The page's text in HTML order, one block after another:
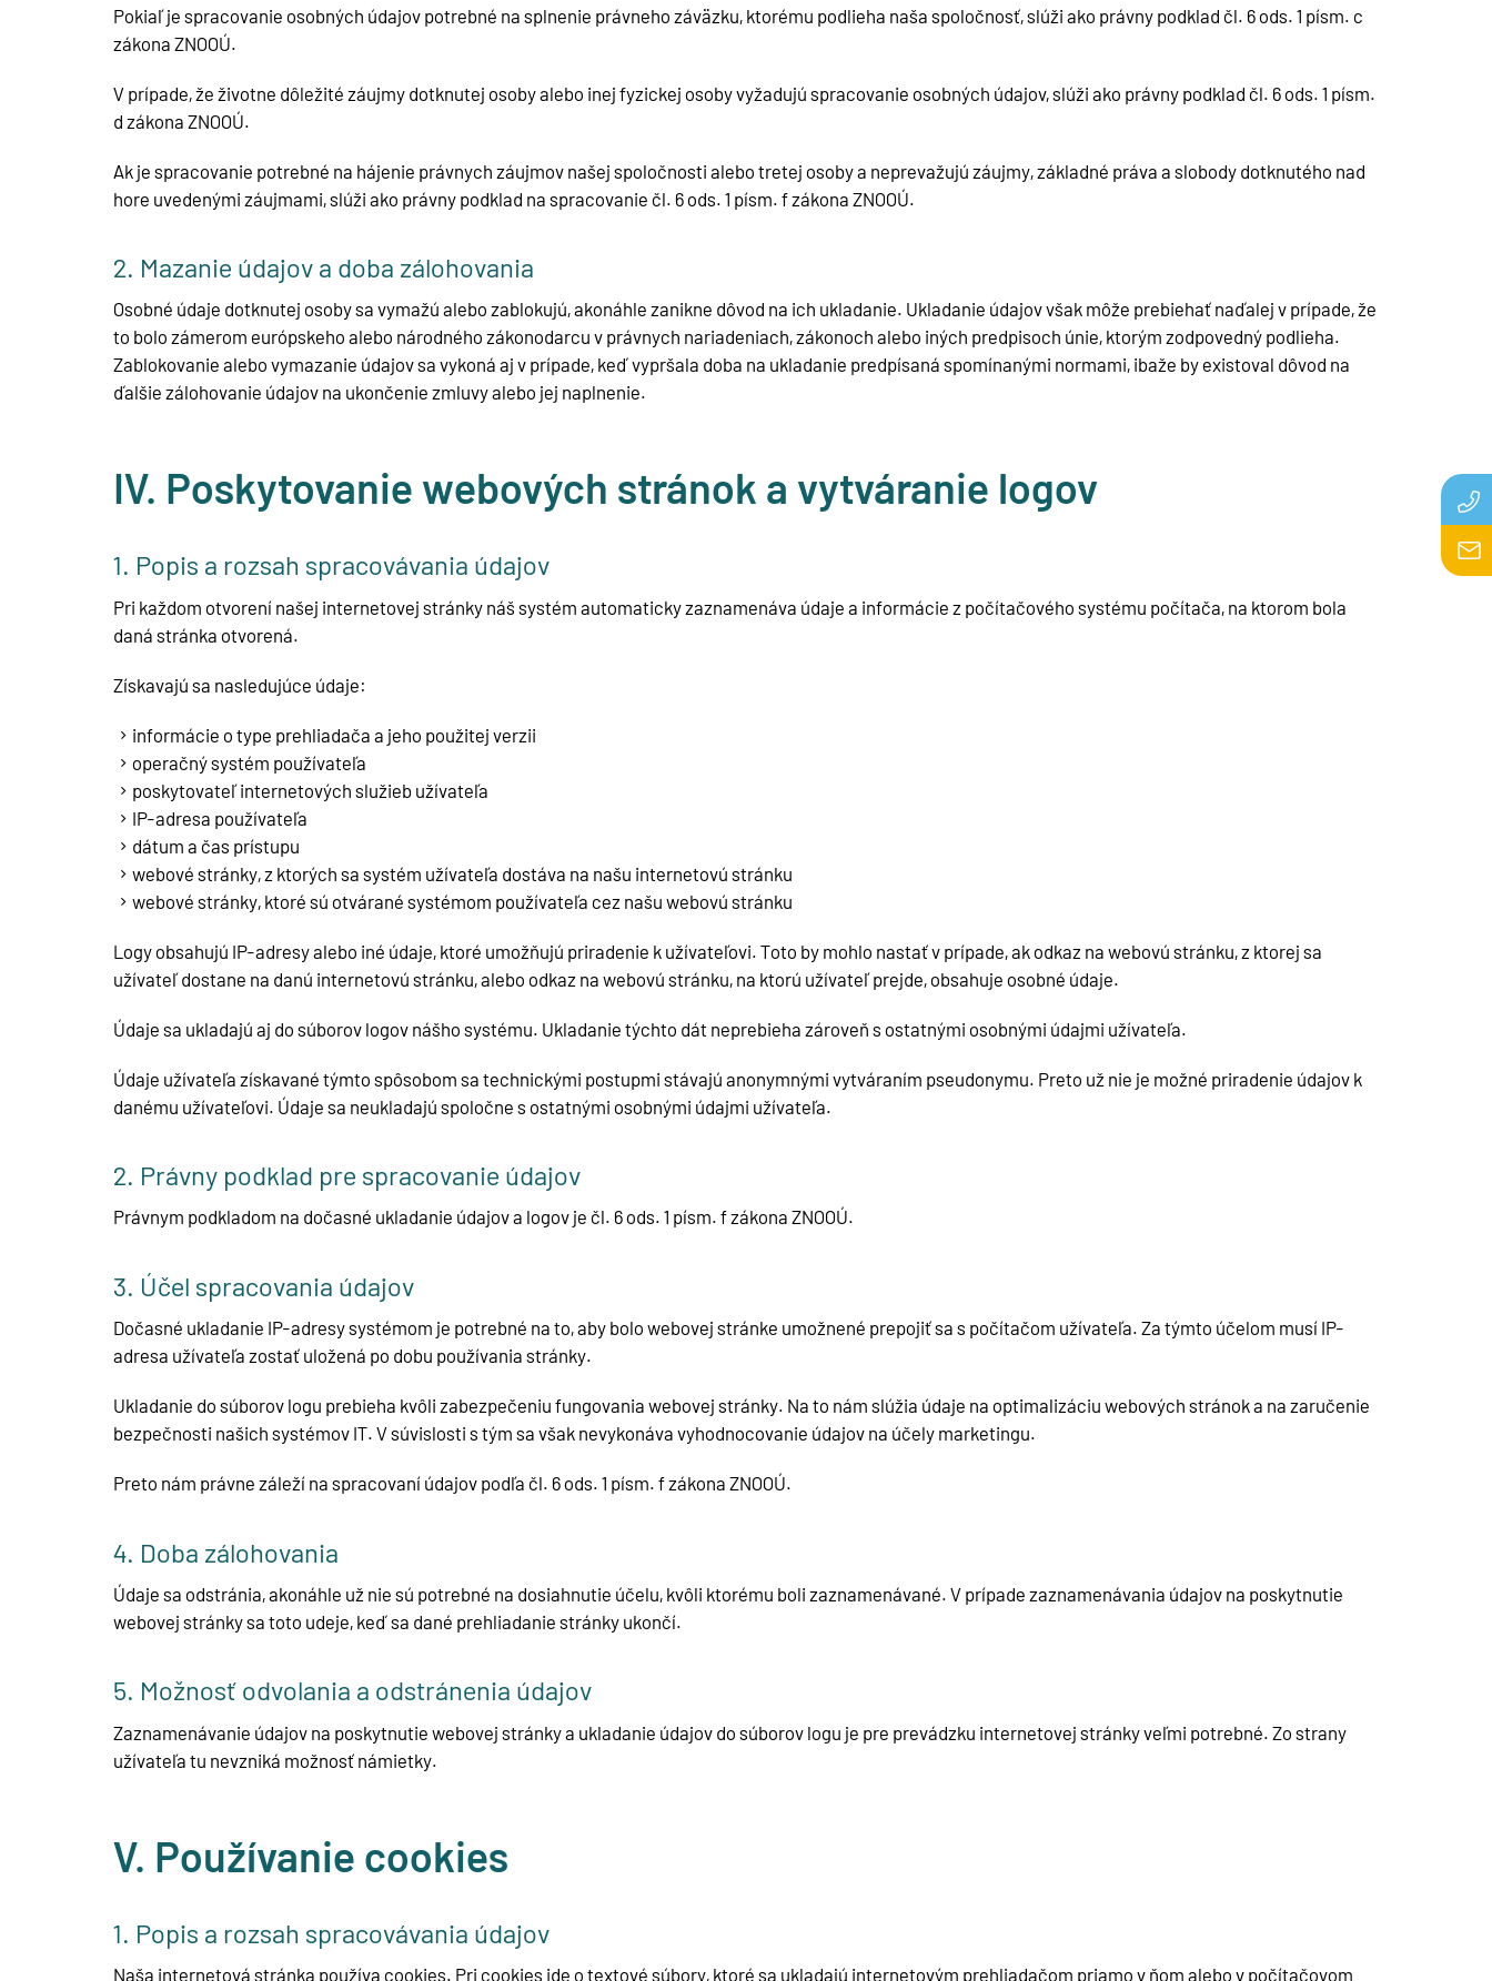
Pokiaľ je spracovanie osobných údajov potrebné na splnenie právneho záväzku, ktorému podlieha naša spoločnosť, slúži ako právny podklad čl. 6 ods. 1 písm. c
zákona ZNOOÚ.
V prípade, že životne dôležité záujmy dotknutej osoby alebo inej fyzickej osoby vyžadujú spracovanie osobných údajov, slúži ako právny podklad čl. 6 ods. 1 písm.
d zákona ZNOOÚ.
Ak je spracovanie potrebné na hájenie právnych záujmov našej spoločnosti alebo tretej osoby a neprevažujú záujmy, základné práva a slobody dotknutého nad
hore uvedenými záujmami, slúži ako právny podklad na spracovanie čl. 6 ods. 1 písm. f zákona ZNOOÚ.
2. Mazanie údajov a doba zálohovania
Osobné údaje dotknutej osoby sa vymažú alebo zablokujú, akonáhle zanikne dôvod na ich ukladanie. Ukladanie údajov však môže prebiehať naďalej v prípade, že
to bolo zámerom európskeho alebo národného zákonodarcu v právnych nariadeniach, zákonoch alebo iných predpisoch únie, ktorým zodpovedný podlieha.
Zablokovanie alebo vymazanie údajov sa vykoná aj v prípade, keď vypršala doba na ukladanie predpísaná spomínanými normami, ibaže by existoval dôvod na
ďalšie zálohovanie údajov na ukončenie zmluvy alebo jej naplnenie.
IV. Poskytovanie webových stránok a vytváranie logov
1. Popis a rozsah spracovávania údajov
Pri každom otvorení našej internetovej stránky náš systém automaticky zaznamenáva údaje a informácie z počítačového systému počítača, na ktorom bola
daná stránka otvorená.
Získavajú sa nasledujúce údaje:
informácie o type prehliadača a jeho použitej verzii
operačný systém používateľa
poskytovateľ internetových služieb užívateľa
IP-adresa používateľa
dátum a čas prístupu
webové stránky, z ktorých sa systém užívateľa dostáva na našu internetovú stránku
webové stránky, ktoré sú otvárané systémom používateľa cez našu webovú stránku
Logy obsahujú IP-adresy alebo iné údaje, ktoré umožňujú priradenie k užívateľovi. Toto by mohlo nastať v prípade, ak odkaz na webovú stránku, z ktorej sa
užívateľ dostane na danú internetovú stránku, alebo odkaz na webovú stránku, na ktorú užívateľ prejde, obsahuje osobné údaje.
Údaje sa ukladajú aj do súborov logov nášho systému. Ukladanie týchto dát neprebieha zároveň s ostatnými osobnými údajmi užívateľa.
Údaje užívateľa získavané týmto spôsobom sa technickými postupmi stávajú anonymnými vytváraním pseudonymu. Preto už nie je možné priradenie údajov k
danému užívateľovi. Údaje sa neukladajú spoločne s ostatnými osobnými údajmi užívateľa.
2. Právny podklad pre spracovanie údajov
Právnym podkladom na dočasné ukladanie údajov a logov je čl. 6 ods. 1 písm. f zákona ZNOOÚ.
3. Účel spracovania údajov
Dočasné ukladanie IP-adresy systémom je potrebné na to, aby bolo webovej stránke umožnené prepojiť sa s počítačom užívateľa. Za týmto účelom musí IP-
adresa užívateľa zostať uložená po dobu používania stránky.
Ukladanie do súborov logu prebieha kvôli zabezpečeniu fungovania webovej stránky. Na to nám slúžia údaje na optimalizáciu webových stránok a na zaručenie
bezpečnosti našich systémov IT. V súvislosti s tým sa však nevykonáva vyhodnocovanie údajov na účely marketingu.
Preto nám právne záleží na spracovaní údajov podľa čl. 6 ods. 1 písm. f zákona ZNOOÚ.
4. Doba zálohovania
Údaje sa odstránia, akonáhle už nie sú potrebné na dosiahnutie účelu, kvôli ktorému boli zaznamenávané. V prípade zaznamenávania údajov na poskytnutie
webovej stránky sa toto udeje, keď sa dané prehliadanie stránky ukončí.
5. Možnosť odvolania a odstránenia údajov
Zaznamenávanie údajov na poskytnutie webovej stránky a ukladanie údajov do súborov logu je pre prevádzku internetovej stránky veľmi potrebné. Zo strany
užívateľa tu nevzniká možnosť námietky.
V. Používanie cookies
1. Popis a rozsah spracovávania údajov
Naša internetová stránka používa cookies. Pri cookies ide o textové súbory, ktoré sa ukladajú internetovým prehliadačom priamo v ňom alebo v počítačovom